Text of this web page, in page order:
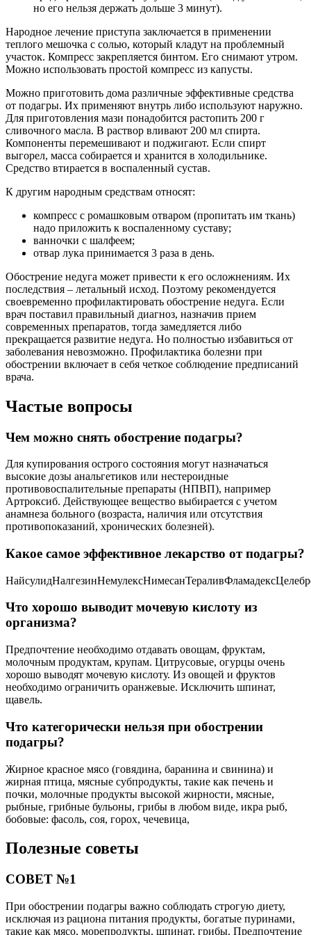
но его нельзя держать дольше 3 минут).
Народное лечение приступа заключается в применении
теплого мешочка с солью, который кладут на проблемный
участок. Компресс закрепляется бинтом. Его снимают утром.
Можно использовать простой компресс из капусты.
Можно приготовить дома различные эффективные средства
от подагры. Их применяют внутрь либо используют наружно.
Для приготовления мази понадобится растопить 200 г
сливочного масла. В раствор вливают 200 мл спирта.
Компоненты перемешивают и поджигают. Если спирт
выгорел, масса собирается и хранится в холодильнике.
Средство втирается в воспаленный сустав.
К другим народным средствам относят:
компресс с ромашковым отваром (пропитать им ткань)
надо приложить к воспаленному суставу;
ванночки с шалфеем;
отвар лука принимается 3 раза в день.
Обострение недуга может привести к его осложнениям. Их
последствия – летальный исход. Поэтому рекомендуется
своевременно профилактировать обострение недуга. Если
врач поставил правильный диагноз, назначив прием
современных препаратов, тогда замедляется либо
прекращается развитие недуга. Но полностью избавиться от
заболевания невозможно. Профилактика болезни при
обострении включает в себя четкое соблюдение предписаний
врача.
Частые вопросы
Чем можно снять обострение подагры?
Для купирования острого состояния могут назначаться
высокие дозы анальгетиков или нестероидные
противовоспалительные препараты (НПВП), например
Артроксиб. Действующее вещество выбирается с учетом
анамнеза больного (возраста, наличия или отсутствия
противопоказаний, хронических болезней).
Какое самое эффективное лекарство от подагры?
Что хорошо выводит мочевую кислоту из
организма?
Предпочтение необходимо отдавать овощам, фруктам,
молочным продуктам, крупам. Цитрусовые, огурцы очень
хорошо выводят мочевую кислоту. Из овощей и фруктов
необходимо ограничить оранжевые. Исключить шпинат,
щавель.
Что категорически нельзя при обострении
подагры?
Жирное красное мясо (говядина, баранина и свинина) и
жирная птица, мясные субпродукты, такие как печень и
почки, молочные продукты высокой жирности, мясные,
рыбные, грибные бульоны, грибы в любом виде, икра рыб,
бобовые: фасоль, соя, горох, чечевица,
Полезные советы
СОВЕТ №1
При обострении подагры важно соблюдать строгую диету,
исключая из рациона питания продукты, богатые пуринами,
такие как мясо, морепродукты, шпинат, грибы. Предпочтение